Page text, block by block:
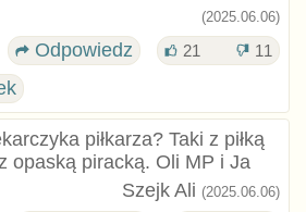
(2025.06.06)
Odpowiedz 21 11
piłkarza? Taki z piłką
opaską piracką. Oli MP i Ja
Szejk Ali (2025.06.06)